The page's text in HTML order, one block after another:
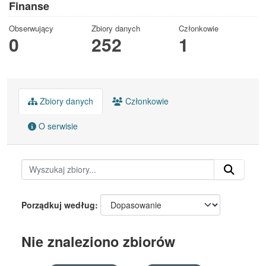
Finanse
Obserwujący
0
Zbiory danych
252
Członkowie
1
Zbiory danych Członkowie
O serwisie
Porządkuj według
Nie znaleziono zbiorów